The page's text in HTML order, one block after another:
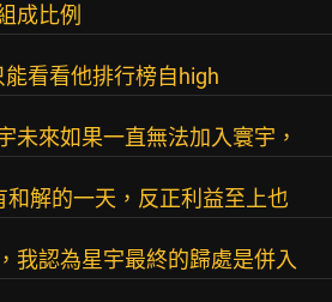
成比例
看看他排行榜自high
未來如果一直無法加入寰宇，
解的一天，反正利益至上也
我認為星宇最終的歸處是併入